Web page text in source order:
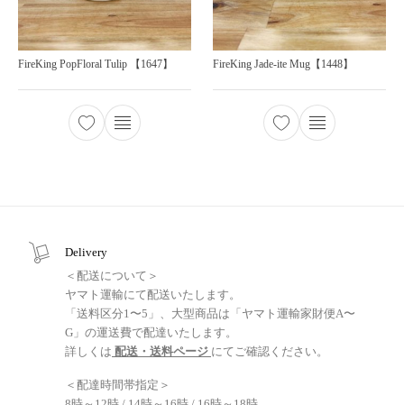
FireKing PopFloral Tulip 【1647】 FireKing Jade-ite Mug【1448】
Delivery
＜配送について＞
ヤマト運輸にて配送いたします。
「送料区分1〜5」、大型商品は「ヤマト運輸家財便A〜
G」の運送費で配達いたします。
詳しくは 配送・送料ページ にてご確認ください。
＜配達時間帯指定＞